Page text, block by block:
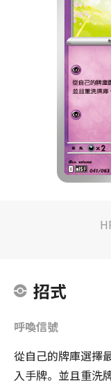
招式
呼喚信號
從自己的牌庫選擇
入手牌。並且重洗